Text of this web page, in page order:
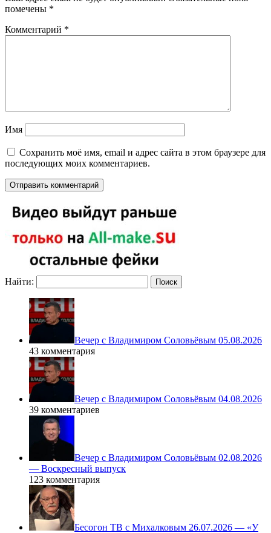
помечены *
Комментарий *
Имя
Сохранить моё имя, email и адрес сайта в этом браузере для
последующих моих комментариев.
Найти:
Вечер с Владимиром Соловьёвым 05.08.2026
43 комментария
Вечер с Владимиром Соловьёвым 04.08.2026
39 комментариев
Вечер с Владимиром Соловьёвым 02.08.2026
— Воскресный выпуск
123 комментария
Бесогон ТВ с Михалковым 26.07.2026 — «У